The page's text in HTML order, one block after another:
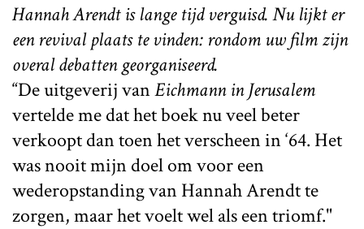
Hannah Arendt is lange tijd verguisd. Nu lijkt er
een revival plaats te vinden: rondom uw film zijn
overal debatten georganiseerd.
“De uitgeverij vanEichmann in Jerusalem
vertelde me dat het boek nu veel beter
verkoopt dan toen het verscheen in ‘64. Het
was nooit mijn doel om voor een
wederopstanding van Hannah Arendt te
zorgen, maar het voelt wel als een triomf."